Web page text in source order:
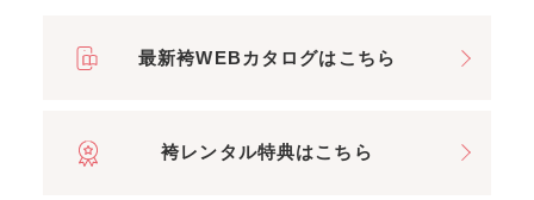
最新袴WEBカタログはこちら
袴レンタル特典はこちら